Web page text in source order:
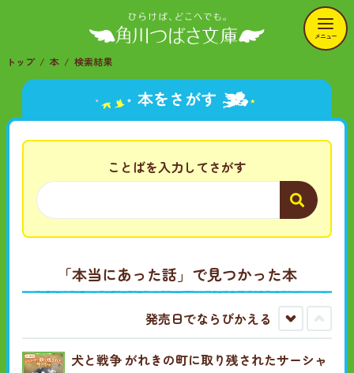
メニュー
トップ 本 検索結果
本をさがす
ことばを入力してさがす
「本当にあった話」 で見つかった本
発売日でならびかえる
古
い
順
新
し
い
犬と戦争 がれきの町に取り残されたサーシャ